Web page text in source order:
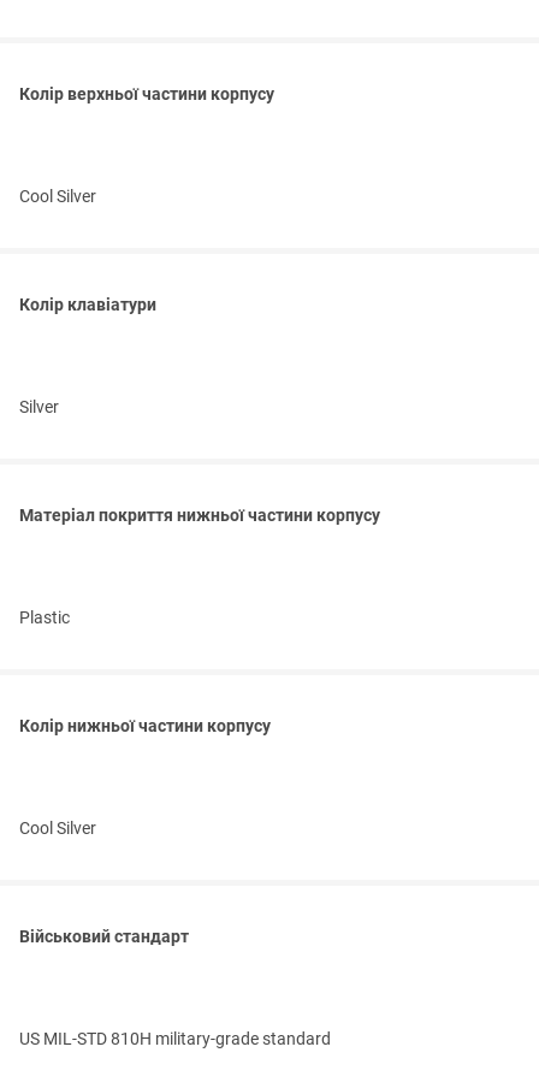
Колір верхньої частини корпусу
Cool Silver
Колір клавіатури
Silver
Матеріал покриття нижньої частини корпусу
Plastic
Колір нижньої частини корпусу
Cool Silver
Військовий стандарт
US MIL-STD 810H military-grade standard